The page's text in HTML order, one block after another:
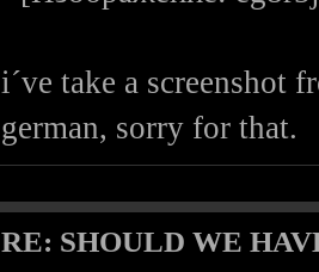
i´ve take a screenshot
german, sorry for that.
RE: SHOULD WE